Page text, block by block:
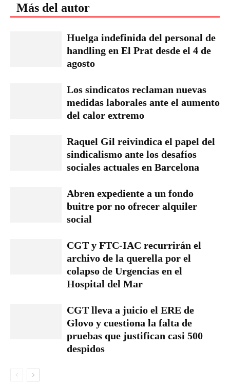
Más del autor
Huelga indefinida del personal de
handling en El Prat desde el 4 de
agosto
Los sindicatos reclaman nuevas
medidas laborales ante el aumento
del calor extremo
Raquel Gil reivindica el papel del
sindicalismo ante los desafíos
sociales actuales en Barcelona
Abren expediente a un fondo
buitre por no ofrecer alquiler
social
CGT y FTC-IAC recurrirán el
archivo de la querella por el
colapso de Urgencias en el
Hospital del Mar
CGT lleva a juicio el ERE de
Glovo y cuestiona la falta de
pruebas que justifican casi 500
despidos